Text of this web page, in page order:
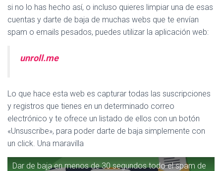
si no lo has hecho así, o incluso quieres limpiar una de esas
cuentas y darte de baja de muchas webs que te envían
spam o emails pesados, puedes utilizar la aplicación web:
unroll.me
Lo que hace esta web es capturar todas las suscripciones
y registros que tienes en un determinado correo
electrónico y te ofrece un listado de ellos con un botón
«Unsuscribe», para poder darte de baja simplemente con
un click. Una maravilla
Dar de baja en menos de 30 segundos todo el spam de